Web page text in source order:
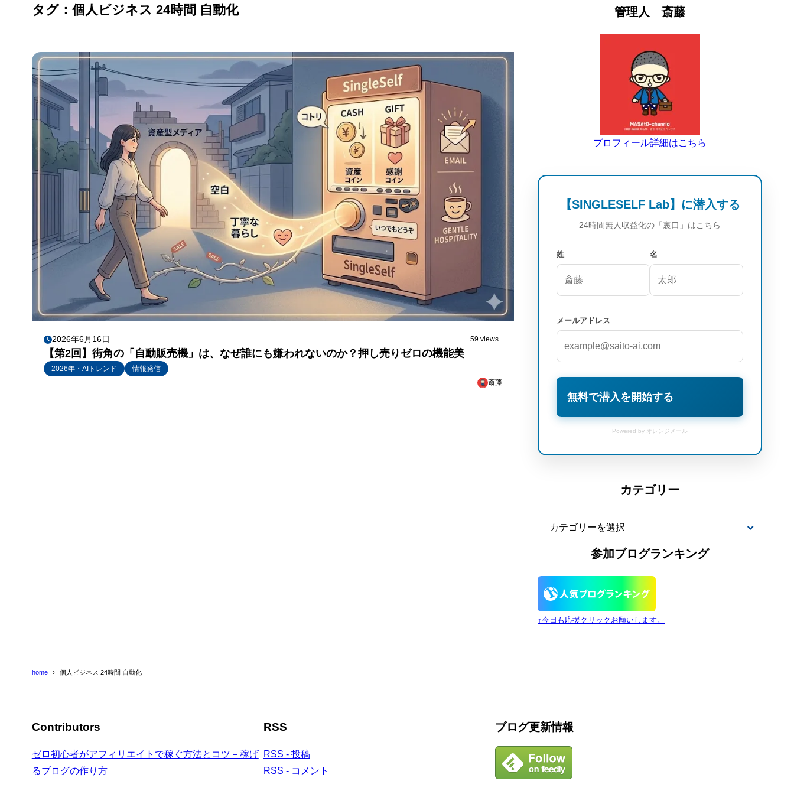
タグ：個人ビジネス 24時間 自動化
2026年6月16日 59 views
【第2回】街角の「自動販売機」は、なぜ誰にも嫌われないのか？押し売りゼロの機能美
2026年・AIトレンド
情報発信
斎藤
管理人 斎藤
プロフィール詳細はこちら
【SINGLESELF Lab】に潜入する
24時間無人収益化の「裏口」はこちら
姓 名
メールアドレス
無料で潜入を開始する
Powered by オレンジメール
カテゴリー
テ
ー
参加ブログランキング
↑今日も応援クリックお願いします。
home 個人ビジネス 24時間 自動化
Contributors
ゼロ初心者がアフィリエイトで稼ぐ方法とコツ－稼げ
るブログの作り方
RSS
RSS - 投稿
RSS - コメント
ブログ更新情報